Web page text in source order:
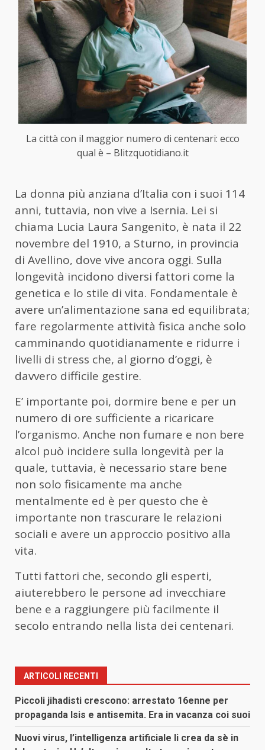
La città con il maggior numero di centenari: ecco
qual è – Blitzquotidiano.it
La donna più anziana d’Italia con i suoi 114
anni, tuttavia, non vive a Isernia. Lei si
chiama Lucia Laura Sangenito, è nata il 22
novembre del 1910, a Sturno, in provincia
di Avellino, dove vive ancora oggi. Sulla
longevità incidono diversi fattori come la
genetica e lo stile di vita. Fondamentale è
avere un’alimentazione sana ed equilibrata;
fare regolarmente attività fisica anche solo
camminando quotidianamente e ridurre i
livelli di stress che, al giorno d’oggi, è
davvero difficile gestire.
E’ importante poi, dormire bene e per un
numero di ore sufficiente a ricaricare
l’organismo. Anche non fumare e non bere
alcol può incidere sulla longevità per la
quale, tuttavia, è necessario stare bene
non solo fisicamente ma anche
mentalmente ed è per questo che è
importante non trascurare le relazioni
sociali e avere un approccio positivo alla
vita.
Tutti fattori che, secondo gli esperti,
aiuterebbero le persone ad invecchiare
bene e a raggiungere più facilmente il
secolo entrando nella lista dei centenari.
ARTICOLI RECENTI
Piccoli jihadisti crescono: arrestato 16enne per
propaganda Isis e antisemita. Era in vacanza coi suoi
Nuovi virus, l’intelligenza artificiale li crea da sè in